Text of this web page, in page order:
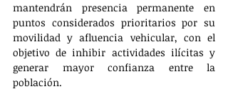
mantendrán presencia permanente en
puntos considerados prioritarios por su
movilidad y afluencia vehicular, con el
objetivo de inhibir actividades ilícitas y
generar mayor confianza entre la
población.